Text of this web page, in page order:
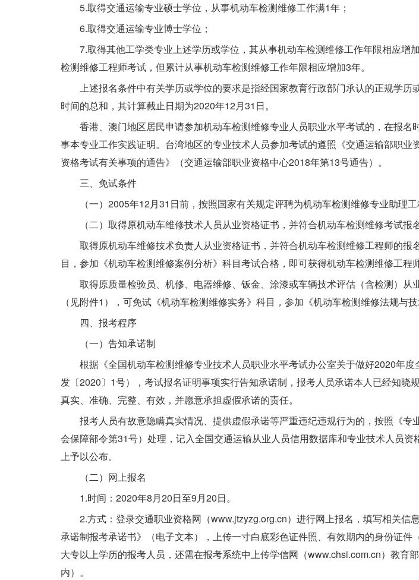
5.取得交通运输专业硕士学位，从事机动车检测维修工作满1年；
6.取得交通运输专业博士学位；
7.取得其他工学类专业上述学历或学位，其从事机动车检测维修工作年限相应
检测维修工程师考试，但累计从事机动车检测维修工作年限相应增加3年。
上述报名条件中有关学历或学位的要求是指经国家教育行政部门承认的正规学
时间的总和，其计算截止日期为2020年12月31日。
香港、澳门地区居民申请参加机动车检测维修专业人员职业水平考试的，在报
事本专业工作实践证明。台湾地区的专业技术人员参加考试的遵照《交通运输部职
资格考试有关事项的通告》（交通运输部职业资格中心2018年第13号通告）。
三、免试条件
（一）2005年12月31日前，按照国家有关规定评聘为机动车检测维修专业助理
（二）取得原机动车维修技术人员从业资格证书，并符合机动车检测维修考试报
取得原机动车维修技术负责人从业资格证书，并符合机动车检测维修工程师的
目，参加《机动车检测维修案例分析》科目考试合格，即可获得机动车检测维修工程
取得原质量检验员、机修、电器维修、钣金、涂漆或车辆技术评估（含检测）
（见附件1），可免试《机动车检测维修实务》科目，参加《机动车检测维修法规与
四、报考程序
（一）告知承诺制
根据《全国机动车检测维修专业技术人员职业水平考试办公室关于做好2020年
发〔2020〕1号），考试报名证明事项实行告知承诺制，报考人员承诺本人已经知
真实、准确、完整、有效，并愿意承担虚假承诺的责任。
报考人员有故意隐瞒真实情况、提供虚假承诺等严重违纪违规行为的，按照《
会保障部令第31号）处理，记入全国交通运输从业人员信用数据库和专业技术人员
上予以公布。
（二）网上报名
1.时间：2020年8月20日至9月20日。
2.方式：登录交通职业资格网（www.jtzyzg.org.cn）进行网上报名，填写相关
承诺制报考承诺书》（电子文本），上传一寸白底彩色证件照、有效期内的身份证
大专以上学历的报考人员，还需在报考系统中上传学信网（www.chsi.com.cn）教
内）。